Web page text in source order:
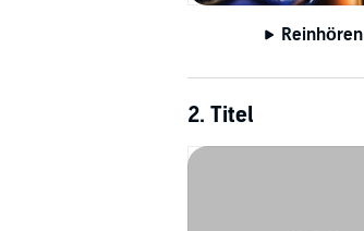
Reinhören
2. Titel